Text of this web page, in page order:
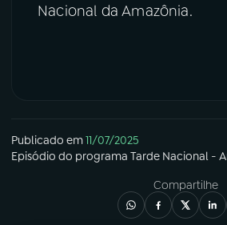
Nacional da Amazônia.
Publicado em11/07/2025
Episódio do programa Tarde Nacional -
Compartilhe